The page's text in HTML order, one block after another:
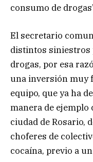
consumo de
El secretario
distintos siniestros
drogas, por esa
una inversión muy
equipo, que ya ha
manera de ejemplo
ciudad de Rosario,
choferes de
cocaína, previo a